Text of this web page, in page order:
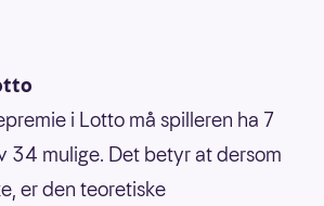
i Lotto må spilleren ha 7
34 mulige. Det betyr at dersom
er den teoretiske